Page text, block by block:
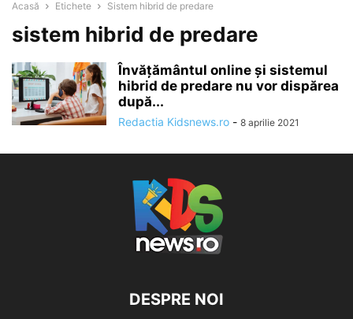
Acasă Etichete Sistem hibrid de predare
sistem hibrid de predare
Învăţământul online şi sistemul
hibrid de predare nu vor dispărea
după...
Redactia Kidsnews.ro - 8 aprilie 2021
DESPRE NOI